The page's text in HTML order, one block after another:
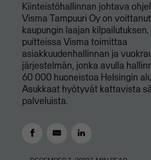
Kiinteistöhallinnan johtava
Visma Tampuuri Oy on
kaupungin laajan
puitteissa Visma toimittaa
asiakkuudenhallinnan ja
järjestelmän, jonka avulla
60 000 huoneistoa Helsingin
Asukkaat hyötyvät kattavista
palveluista.